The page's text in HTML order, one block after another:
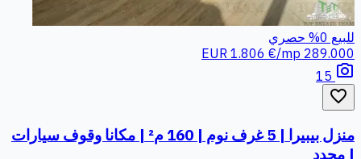
للبيع 0%
حصري
289.000 EUR
1.806 €/mp
photo_camera
favorite_border
منزل بيبيرا | 5 غرف نوم | 160 م² | مكانا وقوف سيارات
| مجدد